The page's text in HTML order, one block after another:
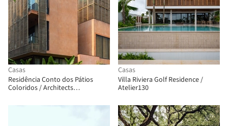
Casas
Residência Conto dos Pátios
Coloridos / Architects
Casas
Villa Riviera Golf Residence /
Atelier130